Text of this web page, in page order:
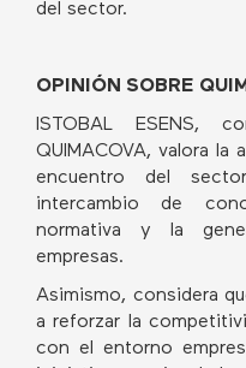
del sector.
OPINIÓN SOBRE
ISTOBAL ESENS,
QUIMACOVA, valora
encuentro del
intercambio de
normativa y la
empresas.
Asimismo, considera
a reforzar la
con el entorno